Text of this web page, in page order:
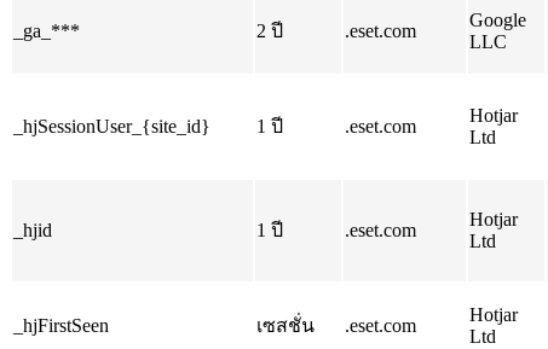
_ga_*** 2 ปี .eset.com
Google
LLC
_hjSessionUser_{site_id} 1 ปี .eset.com
Hotjar
Ltd
_hjid 1 ปี .eset.com
Hotjar
Ltd
_hjFirstSeen เซสชั่น .eset.com
Hotjar
Ltd